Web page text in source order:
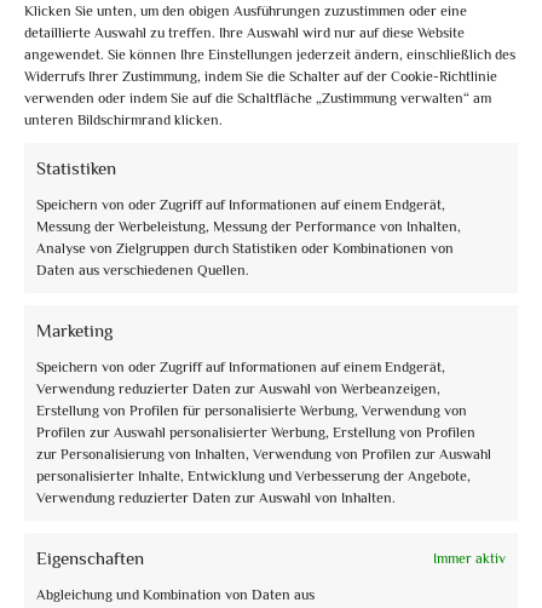
Klicken Sie unten, um den obigen Ausführungen zuzustimmen oder eine
detaillierte Auswahl zu treffen. Ihre Auswahl wird nur auf diese Website
angewendet. Sie können Ihre Einstellungen jederzeit ändern, einschließlich des
Widerrufs Ihrer Zustimmung, indem Sie die Schalter auf der Cookie-Richtlinie
verwenden oder indem Sie auf die Schaltfläche „Zustimmung verwalten“ am
unteren Bildschirmrand klicken.
Statistiken
Speichern von oder Zugriff auf Informationen auf einem Endgerät,
Messung der Werbeleistung, Messung der Performance von Inhalten,
Analyse von Zielgruppen durch Statistiken oder Kombinationen von
Daten aus verschiedenen Quellen.
Marketing
Speichern von oder Zugriff auf Informationen auf einem Endgerät,
Verwendung reduzierter Daten zur Auswahl von Werbeanzeigen,
Erstellung von Profilen für personalisierte Werbung, Verwendung von
Profilen zur Auswahl personalisierter Werbung, Erstellung von Profilen
zur Personalisierung von Inhalten, Verwendung von Profilen zur Auswahl
personalisierter Inhalte, Entwicklung und Verbesserung der Angebote,
Verwendung reduzierter Daten zur Auswahl von Inhalten.
Eigenschaften Immer aktiv
Abgleichung und Kombination von Daten aus
Book now
La moda negli affreschi a San Francesco
Book now
Visite guidate Natale Assisi 2021
€10,00